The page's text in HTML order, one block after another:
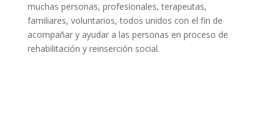
muchas personas, profesionales, terapeutas,
familiares, voluntarios, todos unidos con el fin de
acompañar y ayudar a las personas en proceso de
rehabilitación y reinserción social.